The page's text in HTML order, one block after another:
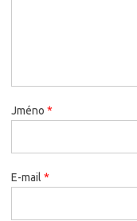
Jméno *
E-mail *